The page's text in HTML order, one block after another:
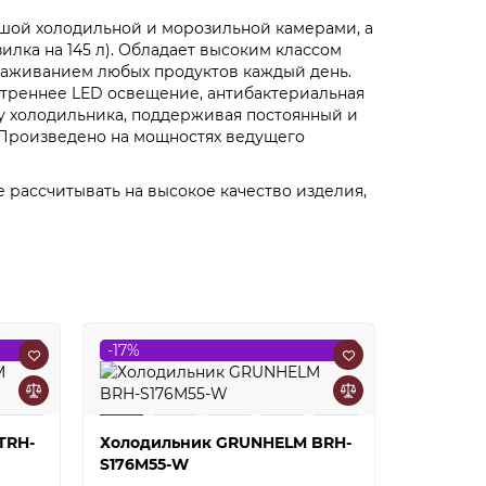
холодильной и морозильной камерами, а
на 145 л). Обладает высоким классом
любых продуктов каждый день.
LED освещение, антибактериальная
холодильника, поддерживая постоянный и
на мощностях ведущего
на высокое качество изделия,
-17%
Холодильник GRUNHELM BRH-
S176M55-W